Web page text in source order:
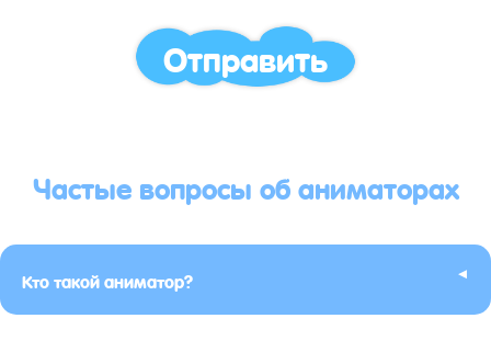
Отправить
Частые вопросы об аниматорах
Кто такой аниматор? ▸